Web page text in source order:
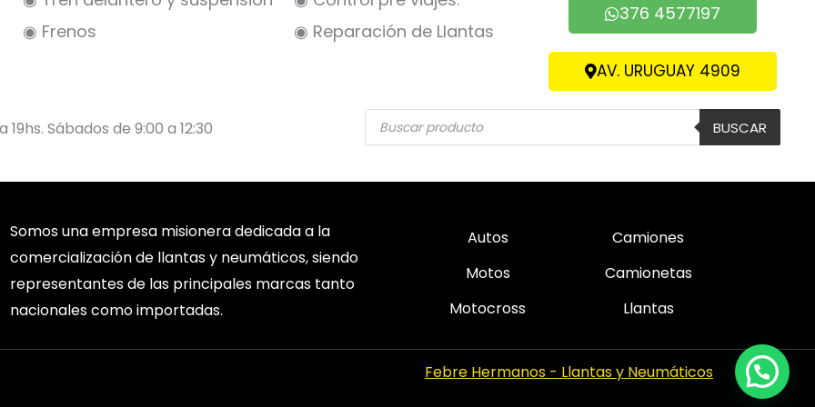
◉ Frenos
◉ Reparación de Llantas
376 4577197
AV. URUGUAY 4909
19hs. Sábados de 9:00 a 12:30
Búsqueda
de
productos
BUSCAR
Somos una empresa misionera dedicada a la
comercialización de llantas y neumáticos, siendo
representantes de las principales marcas tanto
nacionales como importadas.
Autos
Motos
Motocross
Camiones
Camionetas
Llantas
Febre Hermanos - Llantas y Neumáticos